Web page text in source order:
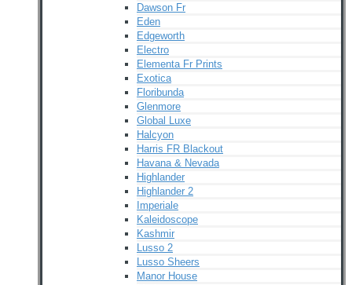
Dawson Fr
Eden
Edgeworth
Electro
Elementa Fr Prints
Exotica
Floribunda
Glenmore
Global Luxe
Halcyon
Harris FR Blackout
Havana & Nevada
Highlander
Highlander 2
Imperiale
Kaleidoscope
Kashmir
Lusso 2
Lusso Sheers
Manor House